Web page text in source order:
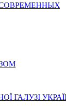
СОВРЕМЕННЫХ
ГАЛУЗІ